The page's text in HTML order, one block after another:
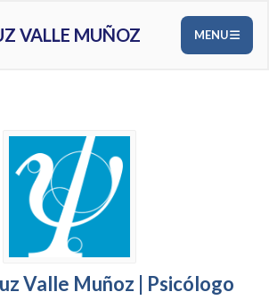
VALLE MUÑOZ MENU
Valle Muñoz | Psicólogo